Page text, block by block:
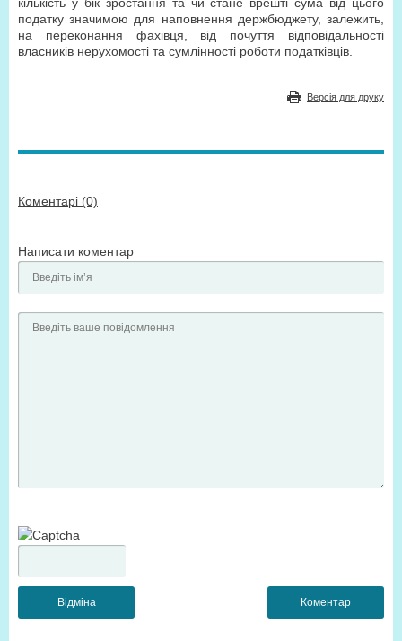
податку значимою для наповнення держбюджету, залежить,
на переконання фахівця, від почуття відповідальності
власників нерухомості та сумлінності роботи податківців.
Версія для друку
Коментарі (0)
Написати коментар